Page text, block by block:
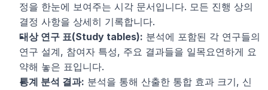
정을 한눈에 보여주는 시각 문서입니다. 모든 진행 상의
결정 사항을 상세히 기록합니다.
대상 연구 표(Study tables): 분석에 포함된 각 연구들의
연구 설계, 참여자 특성, 주요 결과들을 일목요연하게 요
약해 놓은 표입니다.
통계 분석 결과: 분석을 통해 산출한 통합 효과 크기, 신